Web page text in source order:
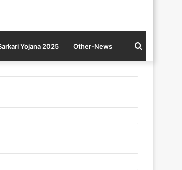
Yojana 2025 Other-News Search